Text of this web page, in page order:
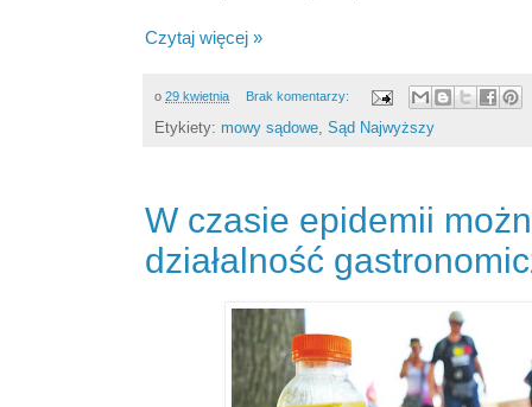
Czytaj więcej »
o 29 kwietnia Brak komentarzy:
Etykiety: mowy sądowe, Sąd Najwyższy
W czasie epidemii
działalność